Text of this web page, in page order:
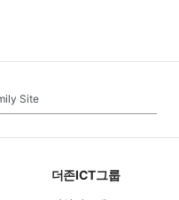
Site
더존ICT그룹